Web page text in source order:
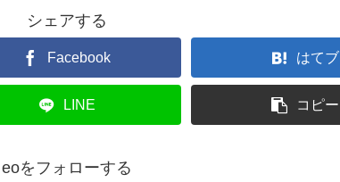
シェアする
Facebook はてブ
LINE コピー
eoをフォローする